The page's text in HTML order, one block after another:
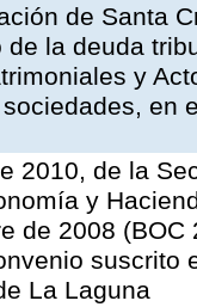
de Santa
la deuda
y
en
2010, de la
y
de 2008
suscrito
La Laguna